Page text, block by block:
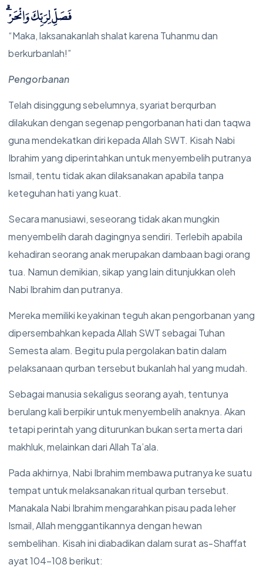
فَصَلِّ لِرَبِّكَ وَانْحَرْۗ
“Maka, laksanakanlah shalat karena Tuhanmu dan
berkurbanlah!”
Pengorbanan
Telah disinggung sebelumnya, syariat berqurban
dilakukan dengan segenap pengorbanan hati dan taqwa
guna mendekatkan diri kepada Allah SWT. Kisah Nabi
Ibrahim yang diperintahkan untuk menyembelih putranya
Ismail, tentu tidak akan dilaksanakan apabila tanpa
keteguhan hati yang kuat.
Secara manusiawi, seseorang tidak akan mungkin
menyembelih darah dagingnya sendiri. Terlebih apabila
kehadiran seorang anak merupakan dambaan bagi orang
tua. Namun demikian, sikap yang lain ditunjukkan oleh
Nabi Ibrahim dan putranya.
Mereka memiliki keyakinan teguh akan pengorbanan yang
dipersembahkan kepada Allah SWT sebagai Tuhan
Semesta alam. Begitu pula pergolakan batin dalam
pelaksanaan qurban tersebut bukanlah hal yang mudah.
Sebagai manusia sekaligus seorang ayah, tentunya
berulang kali berpikir untuk menyembelih anaknya. Akan
tetapi perintah yang diturunkan bukan serta merta dari
makhluk, melainkan dari Allah Ta’ala.
Pada akhirnya, Nabi Ibrahim membawa putranya ke suatu
tempat untuk melaksanakan ritual qurban tersebut.
Manakala Nabi Ibrahim mengarahkan pisau pada leher
Ismail, Allah menggantikannya dengan hewan
sembelihan. Kisah ini diabadikan dalam surat as-Shaffat
ayat 104-108 berikut: